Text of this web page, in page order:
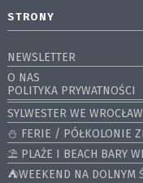
STRONY
NEWSLETTER
O NAS
POLITYKA PRYWATNOŚCI
SYLWESTER WE
⛄️ FERIE / PÓŁKOLONIE
⛱️ PLAŻE I BEACH BARY
⛺️WEEKEND NA DOLNYM